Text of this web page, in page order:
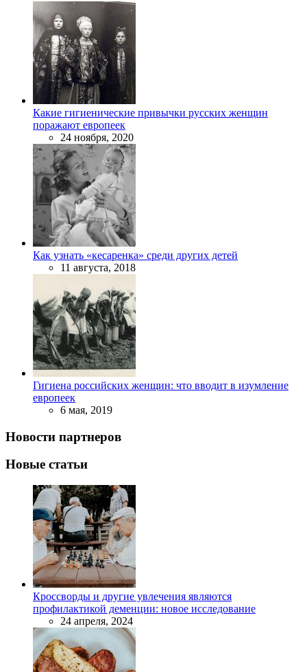
Какие гигиенические привычки русских женщин
поражают европеек
24 ноября, 2020
Как узнать «кесаренка» среди других детей
11 августа, 2018
Гигиена российских женщин: что вводит в изумление
европеек
6 мая, 2019
Новости партнеров
Новые статьи
Кроссворды и другие увлечения являются
профилактикой деменции: новое исследование
24 апреля, 2024